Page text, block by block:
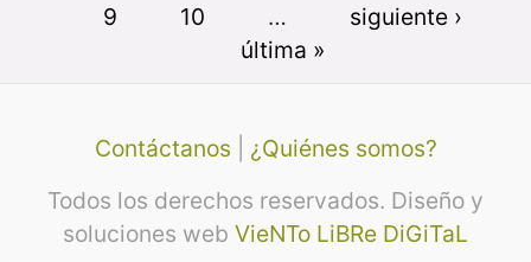
9
10 …
siguiente ›
última »
Contáctanos
¿Quiénes somos?
Todos los derechos reservados. Diseño y
soluciones web VieNTo LiBRe DiGiTaL